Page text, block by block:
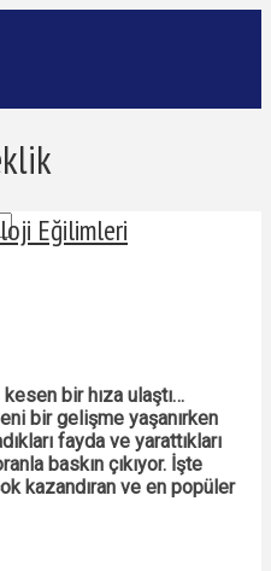
Eğilimleri
bir hıza ulaştı…
bir gelişme yaşanırken
fayda ve yarattıkları
baskın çıkıyor. İşte
kazandıran ve en popüler